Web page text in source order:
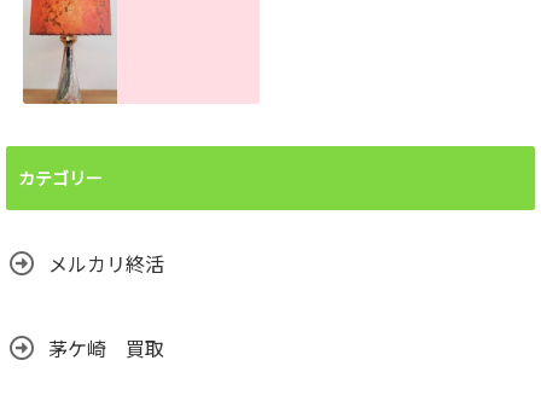
す。大量でもお任
せください
2026.07.22
せんか？汚れても
売れます！
カテゴリー
メルカリ終活
茅ケ崎 買取